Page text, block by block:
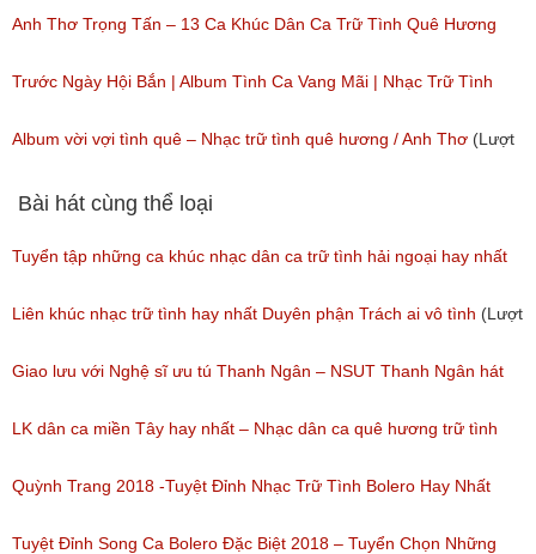
(Lượt nghe: 716)
(Lượt nghe: 44)
Anh Thơ Trọng Tấn – 13 Ca Khúc Dân Ca Trữ Tình Quê Hương
Hay Nhất
(Lượt nghe: 534)
Trước Ngày Hội Bắn | Album Tình Ca Vang Mãi | Nhạc Trữ Tình
(Lượt nghe: 42)
Album vời vợi tình quê – Nhạc trữ tình quê hương / Anh Thơ (Lượt
nghe: 60)
Bài hát cùng thể loại
Tuyển tập những ca khúc nhạc dân ca trữ tình hải ngoại hay nhất
(Lượt nghe: 277)
Liên khúc nhạc trữ tình hay nhất Duyên phận Trách ai vô tình (Lượt
nghe: 193)
Giao lưu với Nghệ sĩ ưu tú Thanh Ngân – NSUT Thanh Ngân hát
Bolero
(Lượt nghe: 80)
LK dân ca miền Tây hay nhất – Nhạc dân ca quê hương trữ tình
miền tây hay nhất
(Lượt nghe: 184)
Quỳnh Trang 2018 -Tuyệt Đỉnh Nhạc Trữ Tình Bolero Hay Nhất
Của Quỳnh Trang 2018
Tuyệt Đỉnh Song Ca Bolero Đặc Biệt 2018 – Tuyển Chọn Những